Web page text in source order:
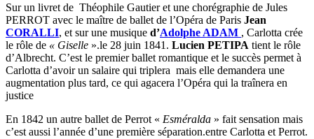
Sur un livret de Théophile Gautier et une chorégraphie de Jules
PERROT avec le maître de ballet de l’Opéra de Paris Jean
CORALLI, et sur une musique d’Adolphe ADAM , Carlotta crée
le rôle de « Giselle ».le 28 juin 1841. Lucien PETIPA tient le rôle
d’Albrecht. C’est le premier ballet romantique et le succès permet à
Carlotta d’avoir un salaire qui triplera mais elle demandera une
augmentation plus tard, ce qui agacera l’Opéra qui la traînera en
justice
En 1842 un autre ballet de Perrot « Esméralda » fait sensation mais
c’est aussi l’année d’une première séparation.entre Carlotta et Perrot.